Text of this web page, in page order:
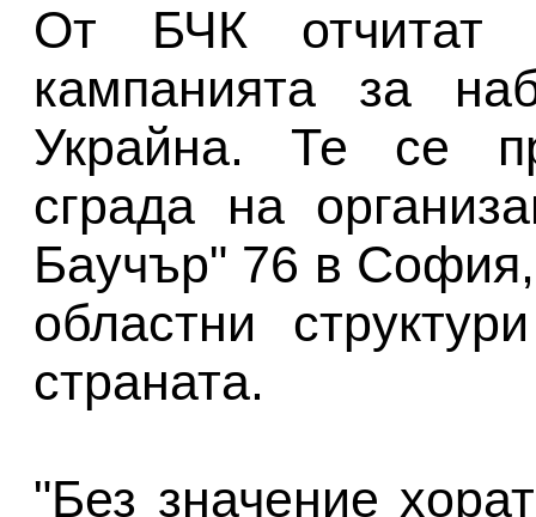
От БЧК отчитат
кампанията за
Украйна. Те се
сграда на
Баучър" 76 в София,
областни
страната.
"Без значение